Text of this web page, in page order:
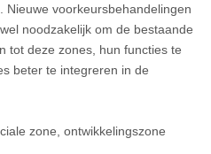
voorkeursbehandelingen
noodzakelijk om de bestaande
tot deze zones, hun functies te
beter te integreren in de
zone, ontwikkelingszone